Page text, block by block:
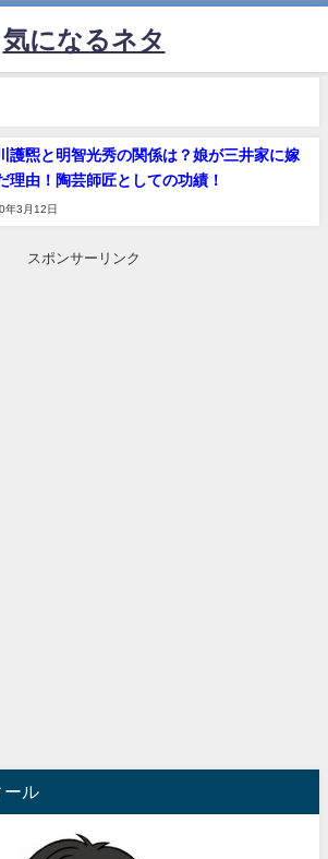
気になるネタ
護煕と明智光秀の関係は？娘が三井家に嫁
理由！陶芸師匠としての功績！
年3月12日
スポンサーリンク
ール